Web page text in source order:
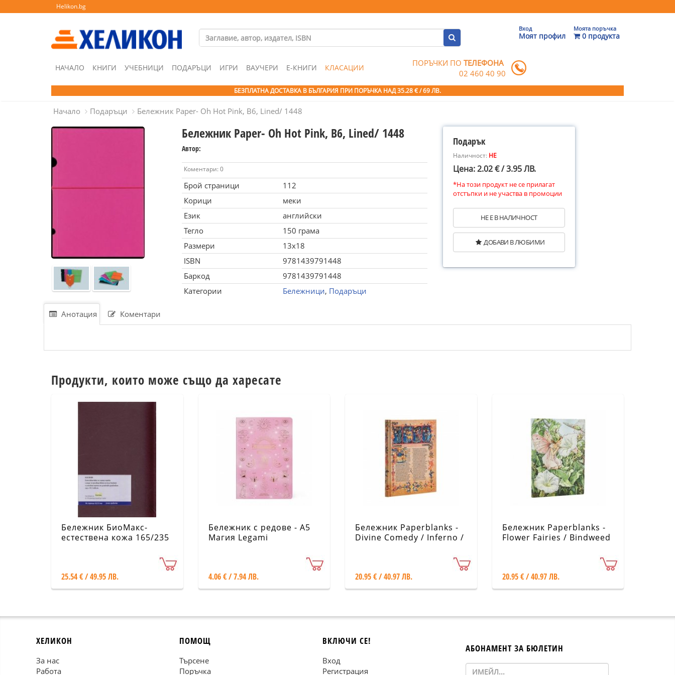
Helikon.bg
Вход
Моят профил
Моята поръчка
0 продукта
НАЧАЛО КНИГИ УЧЕБНИЦИ ПОДАРЪЦИ ИГРИ ВАУЧЕРИ Е-КНИГИ КЛАСАЦИИ ПОРЪЧКИ ПОТЕЛЕФОНА
02 460 40 90
БЕЗПЛАТНА ДОСТАВКА В БЪЛГАРИЯ ПРИ ПОРЪЧКА НАД 35.28 € / 69 ЛВ.
Начало Подаръци Бележник Paper- Oh Hot Pink, B6, Lined/ 1448
Бележник Paper- Oh Hot Pink, B6, Lined/ 1448
Автор:
Коментари: 0
Брой страници
112
Корици
меки
Език
английски
Тегло
150 грама
Размери
13x18
ISBN
9781439791448
Баркод
9781439791448
Категории
Бележници, Подаръци
Подарък
Наличност: НЕ
Цена: 2.02 € / 3.95 ЛВ.
*На този продукт не се прилагат
отстъпки и не участва в промоции
НЕ Е В НАЛИЧНОСТ
ДОБАВИ В ЛЮБИМИ
Анотация Коментари
Продукти, които може също да харесате
Бележник БиоМакс-
естествена кожа 165/235
25.54 € / 49.95 ЛВ.
Бележник с редове - А5
Магия Legami
4.06 € / 7.94 ЛВ.
Бележник Paperblanks -
Divine Comedy / Inferno /
20.95 € / 40.97 ЛВ.
Бележник Paperblanks -
Flower Fairies / Bindweed
20.95 € / 40.97 ЛВ.
ХЕЛИКОН
За нас
Работа
ПОМОЩ
Търсене
Поръчка
ВКЛЮЧИ СЕ!
Вход
Регистрация
АБОНАМЕНТ ЗА БЮЛЕТИН